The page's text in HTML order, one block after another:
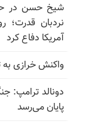
شیخ حسن در
نردبان قدرت؛
آمریکا دفاع کرد
واکنش خرازی به
دونالد ترامپ:
پایان می‌رسد